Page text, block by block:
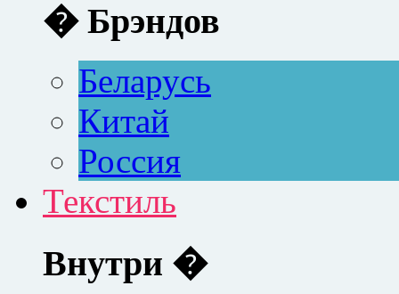
� Брэндов
Беларусь
Китай
Россия
Текстиль
Внутри �